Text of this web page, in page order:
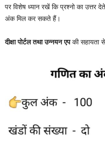
पर विशेष ध्यान रखें कि प्रश्नो का
अंक मिल कर सकते हैं।
दीक्षा पोर्टल तथा उन्नयन एपकी सहायता